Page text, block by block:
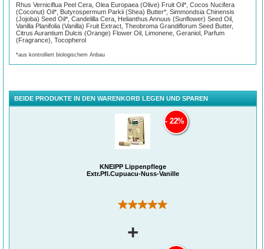
Rhus Verniciflua Peel Cera, Olea Europaea (Olive) Fruit Oil*, Cocos Nucifera
(Coconut) Oil*, Butyrospermum Parkii (Shea) Butter*, Simmondsia Chinensis
(Jojoba) Seed Oil*, Candelilla Cera, Helianthus Annuus (Sunflower) Seed Oil,
Vanilla Planifolia (Vanilla) Fruit Extract, Theobroma Grandiflorum Seed Butter,
Citrus Aurantium Dulcis (Orange) Flower Oil, Limonene, Geraniol, Parfum
(Fragrance), Tocopherol
*aus kontrolliert biologischem Anbau
BEIDE PRODUKTE IN DEN WARENKORB LEGEN UND SPAREN
KNEIPP Lippenpflege
Extr.Pfl.Cupuacu-Nuss-Vanille
(7)
22%
+